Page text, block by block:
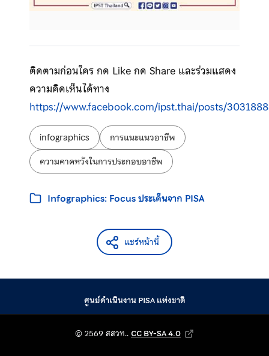
ติดตามก่อนใคร กด Like กด Share และร่วมแสดง
ความคิดเห็นได้ทาง
https://www.facebook.com/ipst.thai/posts/
ป้ายกำกับ:
infographics
การแนะแนวอาชีพ
ความคาดหวังในการประกอบอาชีพ
หมวดหมู่:
Infographics: Focus ประเด็นจาก PISA
แชร์หน้านี้
ศูนย์ดำเนินงาน PISA แห่งชาติ
© 2569 สสวท..CC BY-SA 4.0
Creative Commons Attribution-